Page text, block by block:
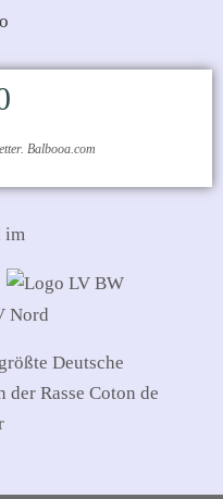
Balbooa.com
im
Deutsche
Rasse Coton de